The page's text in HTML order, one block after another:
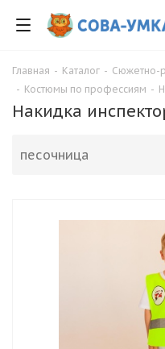
Главная - Каталог - Сюжетно-
- Костюмы по профессиям -
Накидка